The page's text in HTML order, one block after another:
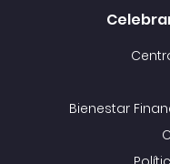
Bienestar